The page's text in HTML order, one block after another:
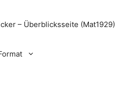
– Überblicksseite (Mat1929)